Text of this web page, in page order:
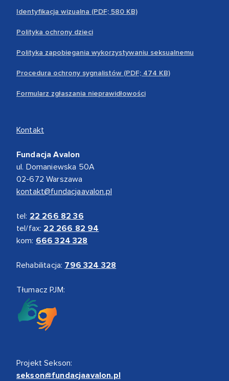
Identyfikacja wizualna (PDF; 580 KB)
Polityka ochrony dzieci
Polityka zapobiegania wykorzystywaniu seksualnemu
Procedura ochrony sygnalistów (PDF; 474 KB)
Formularz zgłaszania nieprawidłowości
Kontakt
Fundacja Avalon
ul. Domaniewska 50A
02-672 Warszawa
kontakt@fundacjaavalon.pl
tel: 22 266 82 36
tel/fax: 22 266 82 94
kom: 666 324 328
Rehabilitacja: 796 324 328
Tłumacz PJM:
Projekt Sekson:
sekson@fundacjaavalon.pl